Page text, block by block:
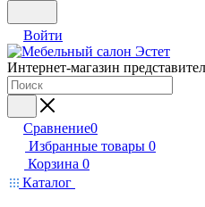
Войти
Интернет-магазин
Сравнение0
Избранные товары 0
Корзина 0
Каталог